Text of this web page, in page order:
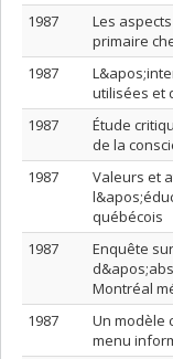
1987
Les
primaire
1987
utilisées et
1987
Étude
de la
1987
Valeurs et
québécois
1987
Enquête
Montréal
1987
Un modèle
menu